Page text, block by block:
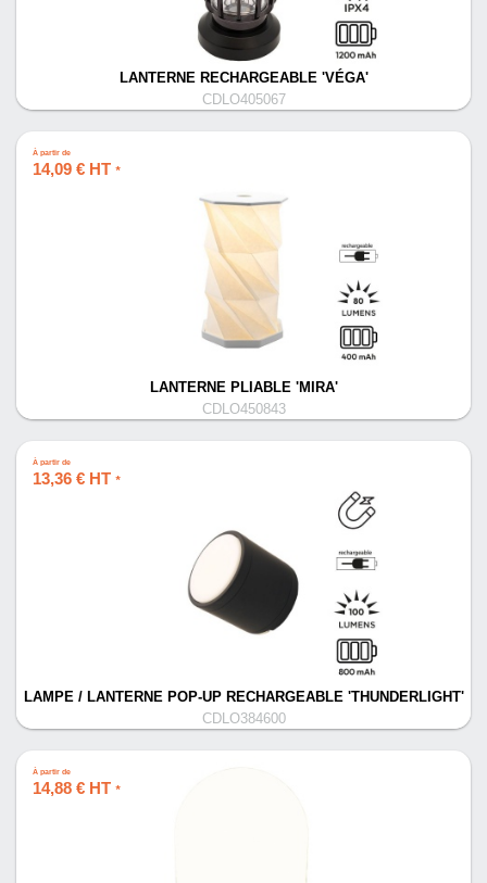
LANTERNE RECHARGEABLE 'VÉGA'
CDLO405067
À partir de
14,09 € HT *
LANTERNE PLIABLE 'MIRA'
CDLO450843
À partir de
13,36 € HT *
LAMPE / LANTERNE POP-UP RECHARGEABLE 'THUNDERLIGHT'
CDLO384600
À partir de
14,88 € HT *